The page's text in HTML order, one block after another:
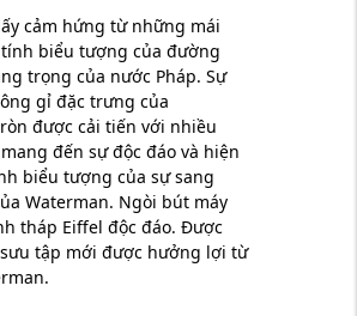
cảm hứng từ những mái
biểu tượng của đường
trọng của nước Pháp. Sự
gỉ đặc trưng của
được cải tiến với nhiều
đến sự độc đáo và hiện
biểu tượng của sự sang
Waterman. Ngòi bút máy
tháp Eiffel độc đáo. Được
tập mới được hưởng lợi từ